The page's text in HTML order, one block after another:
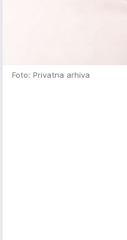
Foto: Privatna arhiva